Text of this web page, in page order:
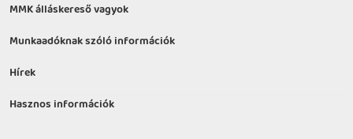
MMK álláskereső vagyok
Munkaadóknak szóló információk
Hírek
Hasznos információk